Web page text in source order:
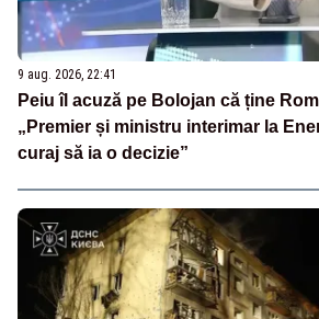
9 aug. 2026, 22:41
Peiu îl acuză pe Bolojan că ține
„Premier și ministru interimar la
curaj să ia o decizie”